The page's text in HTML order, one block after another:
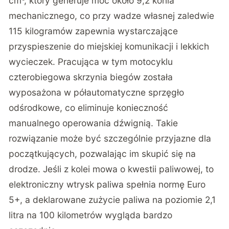
mechanicznego, co przy wadze własnej zaledwie
115 kilogramów zapewnia wystarczające
przyspieszenie do miejskiej komunikacji i lekkich
wycieczek. Pracująca w tym motocyklu
czterobiegowa skrzynia biegów została
wyposażona w półautomatyczne sprzęgło
odśrodkowe, co eliminuje konieczność
manualnego operowania dźwignią. Takie
rozwiązanie może być szczególnie przyjazne dla
początkujących, pozwalając im skupić się na
drodze. Jeśli z kolei mowa o kwestii paliwowej, to
elektroniczny wtrysk paliwa spełnia normę Euro
5+, a deklarowane zużycie paliwa na poziomie 2,1
litra na 100 kilometrów wygląda bardzo